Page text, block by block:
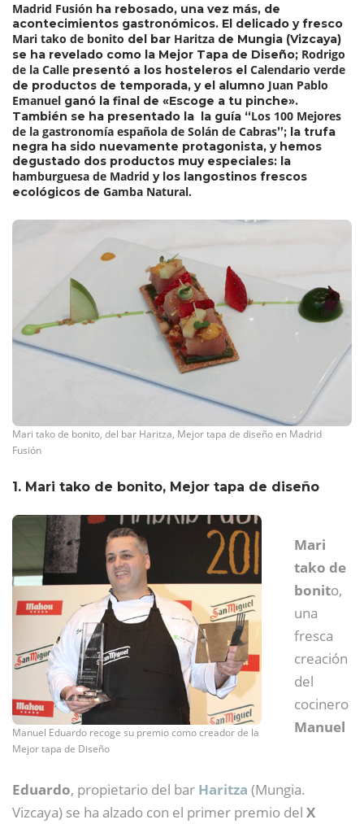
Madrid Fusión ha rebosado, una vez más, de
acontecimientos gastronómicos. El delicado y fresco
Mari tako de bonito del bar Haritza de Mungia (Vizcaya)
se ha revelado como la Mejor Tapa de Diseño; Rodrigo
de la Calle presentó a los hosteleros el Calendario verde
de productos de temporada, y el alumno Juan Pablo
Emanuel ganó la final de «Escoge a tu pinche».
También se ha presentado la la guía “Los 100 Mejores
de la gastronomía española de Solán de Cabras”; la trufa
negra ha sido nuevamente protagonista, y hemos
degustado dos productos muy especiales: la
hamburguesa de Madrid y los langostinos frescos
ecológicos de Gamba Natural.
Mari tako de bonito, del bar Haritza, Mejor tapa de diseño en Madrid
Fusión
1. Mari tako de bonito, Mejor tapa de diseño
Manuel Eduardo recoge su premio como creador de la
Mejor tapa de Diseño
Mari
tako de
bonito,
una
fresca
creación
del
cocinero
Manuel
Eduardo, propietario del bar Haritza (Mungia.
Vizcaya) se ha alzado con el primer premio del X